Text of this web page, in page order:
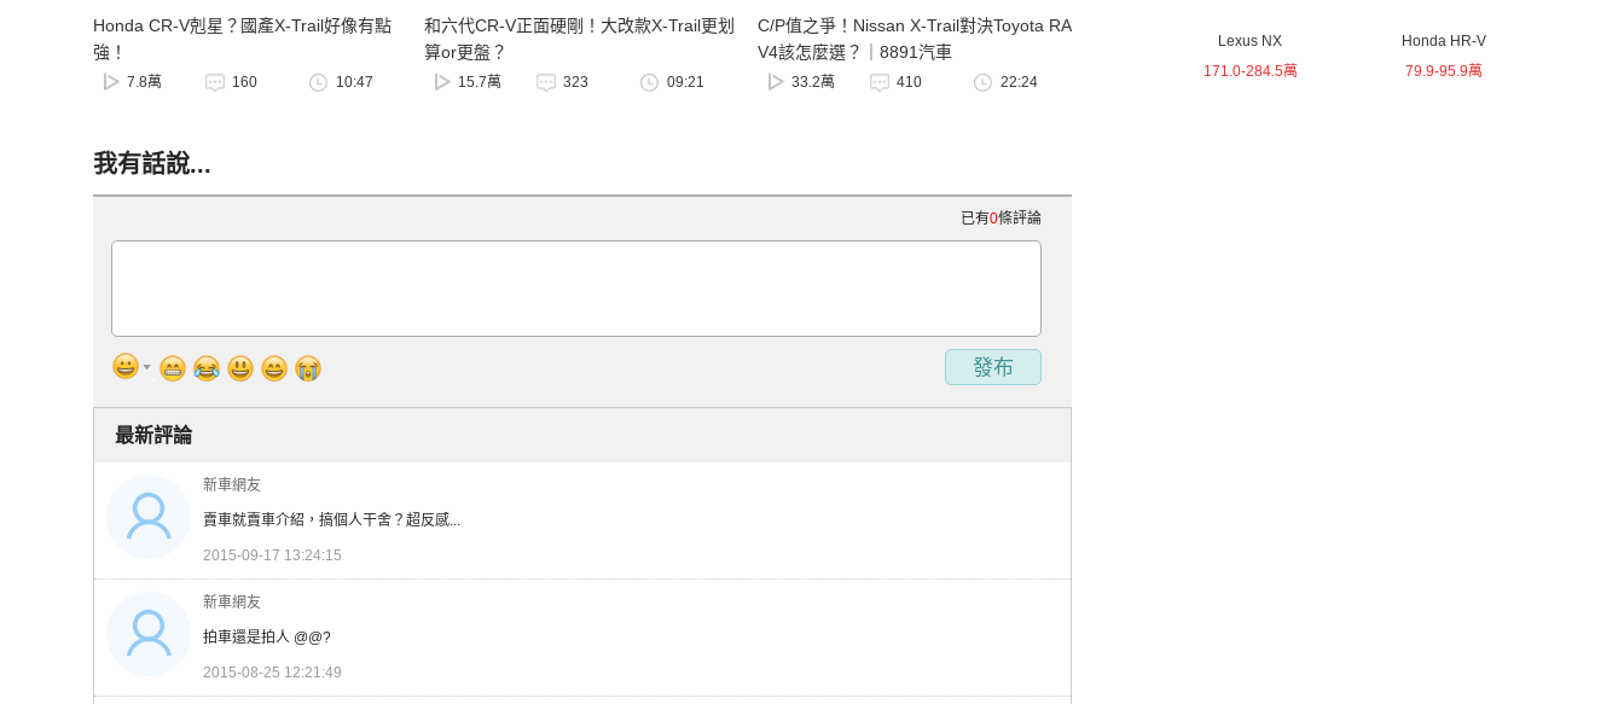
Honda CR-V剋星？國產X-Trail好像有點
強！
7.8萬 160 10:47
和六代CR-V正面硬剛！大改款X-Trail更划
算or更盤？
15.7萬 323 09:21
C/P值之爭！Nissan X-Trail對決Toyota RA
V4該怎麼選？｜8891汽車
33.2萬 410 22:24
我有話說...
已有0條評論
發布
最新評論
新車網友
賣車就賣車介紹，搞個人干舍？超反感...
2015-09-17 13:24:15
新車網友
拍車還是拍人 @@?
2015-08-25 12:21:49
Lexus NX
171.0-284.5萬
Honda HR-V
79.9-95.9萬